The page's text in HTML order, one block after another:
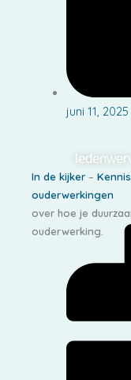
juni 11, 2025
In de kijker –
ouderwerkingen
over hoe je
ouderwerking.